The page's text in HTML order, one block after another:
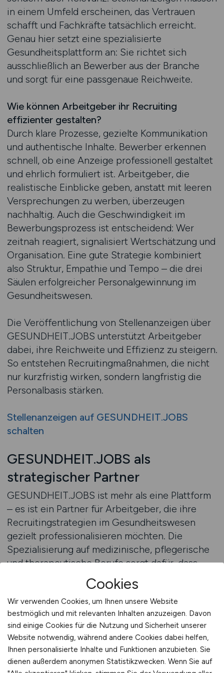
in einem Umfeld erscheinen, das Vertrauen
schafft und Fachkräfte tatsächlich erreicht.
Genau hier setzt eine spezialisierte
Gesundheitsplattform an: Sie richtet sich
ausschließlich an Bewerber aus der Branche
und sorgt für eine passgenaue Reichweite.
Wie können Arbeitgeber ihr Recruiting
effizienter gestalten?
Durch klare Prozesse, gezielte Kommunikation
und authentische Inhalte. Bewerber erkennen
schnell, ob eine Anzeige professionell gestaltet
und ehrlich formuliert ist. Arbeitgeber, die
realistische Einblicke geben, anstatt mit leeren
Versprechungen zu werben, überzeugen
nachhaltig. Auch die Geschwindigkeit im
Bewerbungsprozess ist entscheidend: Wer
zeitnah reagiert, signalisiert Wertschätzung und
Organisation. Eine gute Strategie kombiniert
also Struktur, Empathie und Tempo – die drei
Säulen erfolgreicher Personalgewinnung im
Gesundheitswesen.
Die Veröffentlichung von Stellenanzeigen über
GESUNDHEIT.JOBS unterstützt Arbeitgeber
dabei, ihre Reichweite und Effizienz zu steigern.
So entstehen Recruitingmaßnahmen, die nicht
nur kurzfristig wirken, sondern langfristig die
Personalbasis stärken.
Stellenanzeigen auf GESUNDHEIT.JOBS
schalten
GESUNDHEIT.JOBS als
strategischer Partner
GESUNDHEIT.JOBS ist mehr als eine Plattform
– es ist ein Partner für Arbeitgeber, die ihre
Recruitingstrategien im Gesundheitswesen
gezielt professionalisieren möchten. Die
Spezialisierung auf medizinische, pflegerische
und therapeutische Berufe sorgt dafür, dass
Stellenanzeigen genau dort erscheinen, wo sie
relevant sind. Arbeitgeber können ihre
Anzeigen professionell veröffentlichen lassen
und dadurch sicherstellen, dass sie die
Fachkräfte erreichen, die sie wirklich suchen.
Diese gezielte Sichtbarkeit ist der
entscheidende Vorteil gegenüber allgemeinen
Cookies
Wir verwenden Cookies, um Ihnen unsere Website
bestmöglich und mit relevanten Inhalten anzuzeigen. Davon
sind einige Cookies für die Nutzung und Sicherheit unserer
Website notwendig, während andere Cookies dabei helfen,
Ihnen personalisierte Inhalte und Funktionen anzubieten. Sie
dienen außerdem anonymen Statistikzwecken. Wenn Sie auf